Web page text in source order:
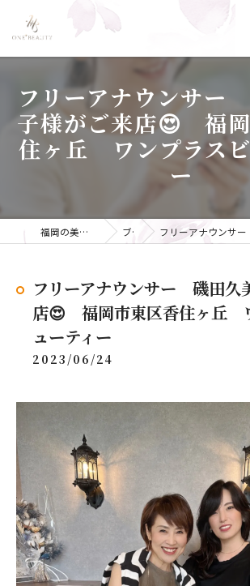
フリーアナウンサー
子様がご来店😍 福
住ヶ丘 ワンプラスビ
ー
福岡の美容ならONE+BEAUTY ブログ フリーアナウンサー 磯田久美子様がご来店
フリーアナウンサー 磯田久
店😍 福岡市東区香住ヶ丘
ューティー
2023/06/24